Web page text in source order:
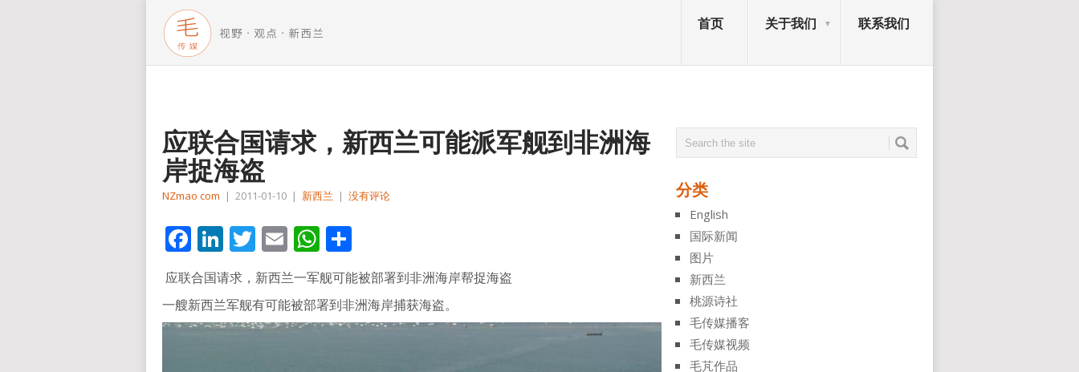
首页 关于我们 联系我们
应联合国请求，新西兰可能派军舰到非洲海
岸捉海盗
NZmao com | 2011-01-10 | 新西兰 | 没有评论
Facebook
LinkedIn
Twitter
EmailWhatsApp
享
应联合国请求，新西兰一军舰可能被部署到非洲海岸帮捉海盗
一艘新西兰军舰有可能被部署到非洲海岸捕获海盗。
分类
English
国际新闻
图片
新西兰
桃源诗社
毛传媒播客
毛传媒视频
毛芃作品